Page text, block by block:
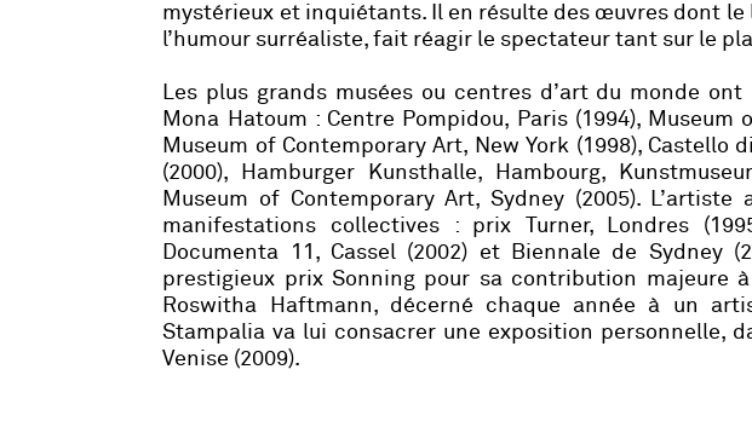
mystérieux et inquiétants. Il en résulte des œuvres dont le
l’humour surréaliste, fait réagir le spectateur tant sur le
Les plus grands musées ou centres d’art du monde
Mona Hatoum : Centre Pompidou, Paris (1994), Museum
Museum of Contemporary Art, New York (1998), Castello
(2000), Hamburger Kunsthalle, Hambourg,
Museum of Contemporary Art, Sydney (2005).
manifestations collectives : prix Turner, Londres
Documenta 11, Cassel (2002) et Biennale de Sydney
prestigieux prix Sonning pour sa contribution majeure
Roswitha Haftmann, décerné chaque année à un
Stampalia va lui consacrer une exposition personnelle,
Venise (2009).